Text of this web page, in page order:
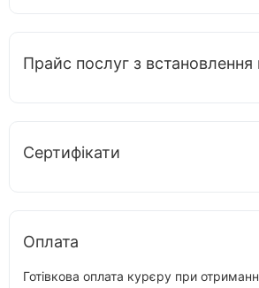
Прайс послуг з встановлення
Сертифікати
Оплата
Готівкова оплата курєру при